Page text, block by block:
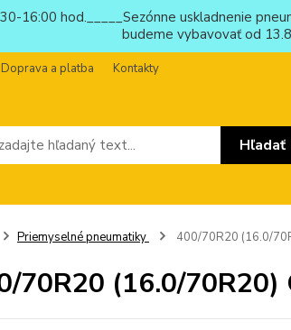
16:00 hod._____Sezónne uskladnenie
budeme vybavovať od
Doprava a platba Kontakty
Hľadať
Priemyselné pneumatiky 400/70R20 (16.0/
70R20 (16.0/70R20)